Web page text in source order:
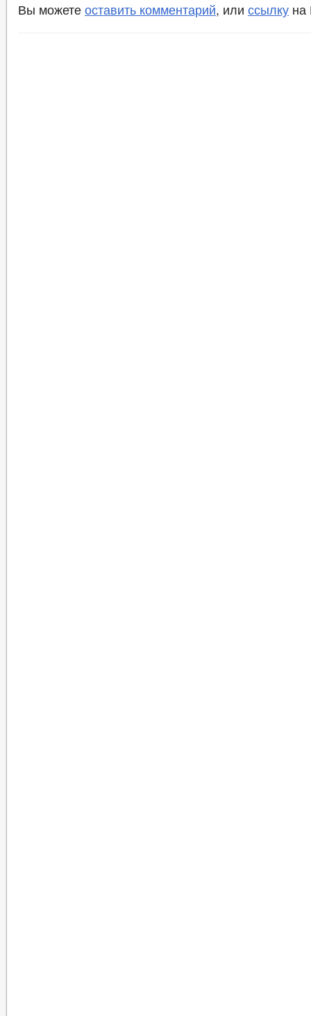
Вы можете оставить комментарий, или ссылку на